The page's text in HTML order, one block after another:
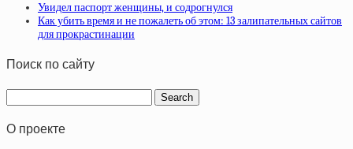
Увидел паспорт женщины, и содрогнулся
Как убить время и не пожалеть об этом: 13 залипательных сайтов
для прокрастинации
Поиск по сайту
О проекте